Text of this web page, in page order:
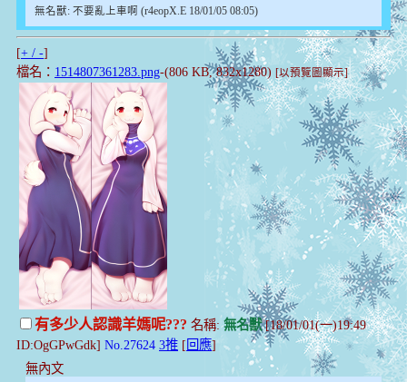
無名獸: 不要亂上車啊 (r4eopX.E 18/01/05 08:05)
[+ / -]
檔名： 1514807361283.png-(806 KB, 832x1280) [以預覽圖顯示]
有多少人認識羊媽呢??? 名稱:無名獸[18/01/01(一)19:49
ID:OgGPwGdk] No.27624 3推 [ 回應]
無內文